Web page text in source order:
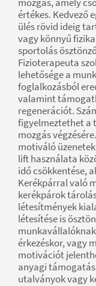
értékes. Kedvező
ülés rövid ideig
vagy könnyű
sportolás
Fizioterapeuta
lehetősége a
foglalkozásból
valamint
regenerációt.
figyelmeztethet a
mozgás
motiváló
lift használata
idő csökkentése,
Kerékpárral való
kerékpárok
létesítmények
létesítése is
érkezéskor, vagy
motivációt
anyagi
utalványok vagy